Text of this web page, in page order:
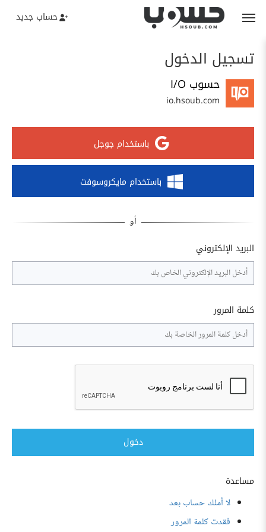
حساب جديد
تسجيل الدخول
حسوب I/O
io.hsoub.com
باستخدام جوجل
باستخدام مايكروسوفت
البريد الإلكتروني
كلمة المرور
دخول
مساعدة
لا أملك حساب بعد
فقدت كلمة المرور